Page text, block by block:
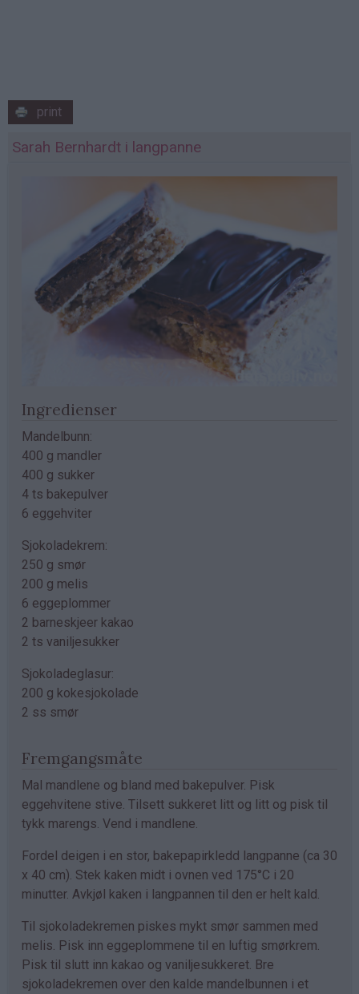
print
Sarah Bernhardt i langpanne
Ingredienser
Mandelbunn:
400 g mandler
400 g sukker
4 ts bakepulver
6 eggehviter
Sjokoladekrem:
250 g smør
200 g melis
6 eggeplommer
2 barneskjeer kakao
2 ts vaniljesukker
Sjokoladeglasur:
200 g kokesjokolade
2 ss smør
Fremgangsmåte
Mal mandlene og bland med bakepulver. Pisk
eggehvitene stive. Tilsett sukkeret litt og litt og pisk til
tykk marengs. Vend i mandlene.
Fordel deigen i en stor, bakepapirkledd langpanne (ca 30
x 40 cm). Stek kaken midt i ovnen ved 175°C i 20
minutter. Avkjøl kaken i langpannen til den er helt kald.
Til sjokoladekremen piskes mykt smør sammen med
melis. Pisk inn eggeplommene til en luftig smørkrem.
Pisk til slutt inn kakao og vaniljesukkeret. Bre
sjokoladekremen over den kalde mandelbunnen i et